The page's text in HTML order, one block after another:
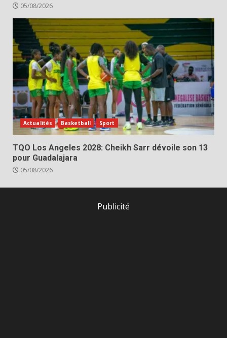
05/08/2026
Actualités Basketball Sport
TQO Los Angeles 2028: Cheikh Sarr dévoile son 13
pour Guadalajara
05/08/2026
Publicité